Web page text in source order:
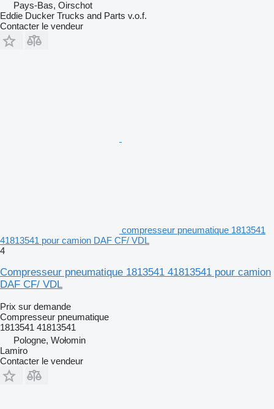
Pays-Bas, Oirschot
Eddie Ducker Trucks and Parts v.o.f.
Contacter le vendeur
compresseur pneumatique 1813541
41813541 pour camion DAF CF/ VDL
4
Compresseur pneumatique 1813541 41813541 pour camion
DAF CF/ VDL
Prix sur demande
Compresseur pneumatique
1813541 41813541
Pologne, Wołomin
Lamiro
Contacter le vendeur